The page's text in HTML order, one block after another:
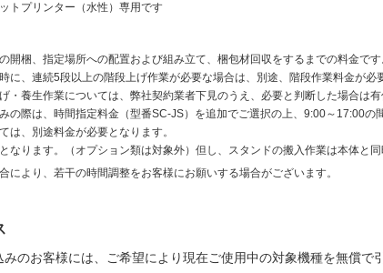
トプリンター（水性）専用です
開梱、指定場所への配置および組み立て、梱包材回収をするまでの料金です
に、連続5段以上の階段上げ作業が必要な場合は、別途、階段作業料金が必
・養生作業については、弊社契約業者下見のうえ、必要と判断した場合は有
の際は、時間指定料金（型番SC-JS）を追加でご選択の上、9:00～17:00の
は、別途料金が必要となります。
なります。（オプション類は対象外）但し、スタンドの搬入作業は本体と同
により、若干の時間調整をお客様にお願いする場合がございます。
のお客様には、ご希望により現在ご使用中の対象機種を無償で